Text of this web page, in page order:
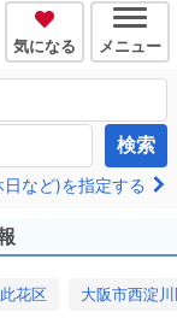
気になる メニュー
検索
など)を指定する
花区 大阪市西淀